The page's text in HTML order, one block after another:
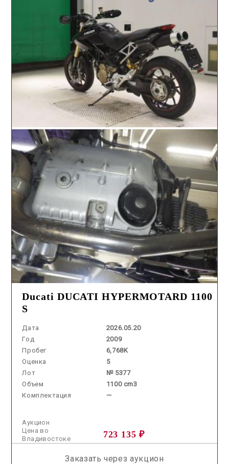
Ducati DUCATI HYPERMOTARD 1100
S
Дата
2026.05.20
Год
2009
Пробег
6,768K
Оценка
5
Лот
№ 5377
Объем
1100 cm3
Комплектация
—
Аукцион
723 135 ₽
Цена во
Владивостоке
Заказать через аукцион